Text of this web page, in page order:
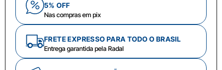
5% OFF
Nas compras em pix
FRETE EXPRESSO PARA TODO O BRASIL
Entrega garantida pela Radal